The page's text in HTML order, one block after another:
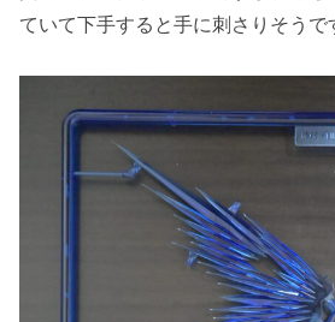
ていて下手すると手に刺さりそうで